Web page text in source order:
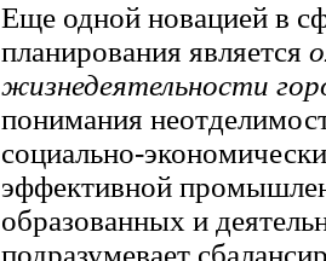
Еще одной новацией в
планирования является
жизнедеятельности
понимания
социально-
эффективной
образованных и